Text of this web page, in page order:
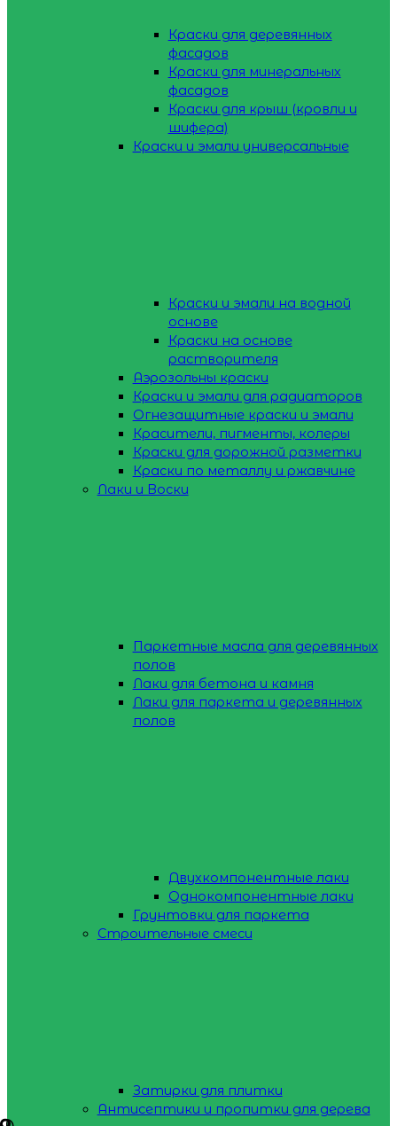
Краски для деревянных
фасадов
Краски для минеральных
фасадов
Краски для крыш (кровли и
шифера)
Краски и эмали универсальные
Краски и эмали на водной
основе
Краски на основе
растворителя
Аэрозольны краски
Краски и эмали для радиаторов
Огнезащитные краски и эмали
Красители, пигменты, колеры
Краски для дорожной разметки
Краски по металлу и ржавчине
Лаки и Воски
Паркетные масла для деревянных
полов
Лаки для бетона и камня
Лаки для паркета и деревянных
полов
Двухкомпонентные лаки
Однокомпонентные лаки
Грунтовки для паркета
Строительные смеси
Затирки для плитки
Антисептики и пропитки для дерева